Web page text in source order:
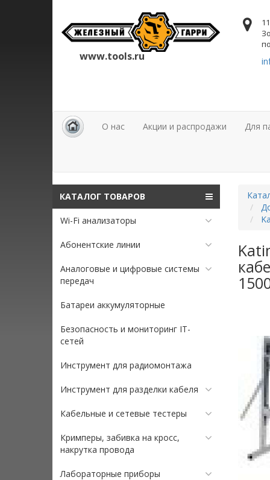
www.tools.ru
О нас Акции и распродажи Для
КАТАЛОГ ТОВАРОВ
Wi-Fi анализаторы
Абонентские линии
Аналоговые и цифровые системы
передач
Батареи аккумуляторные
Безопасность и мониторинг IT-
сетей
Инструмент для радиомонтажа
Инструмент для разделки кабеля
Кабельные и сетевые тестеры
Кримперы, забивка на кросс,
накрутка провода
Лабораторные приборы